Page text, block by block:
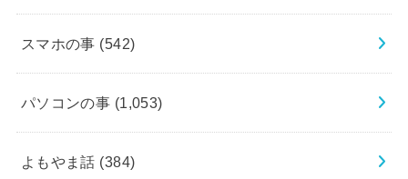
スマホの事 (542)
パソコンの事 (1,053)
よもやま話 (384)